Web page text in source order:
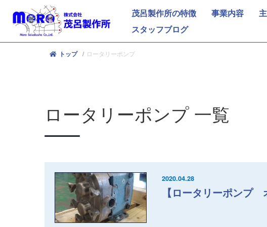
茂呂製作所の特徴 事業内容
スタッフブログ
トップ ロータリーポンプ
ロータリーポンプ 一覧
2020.04.28
【ロータリーポンプ